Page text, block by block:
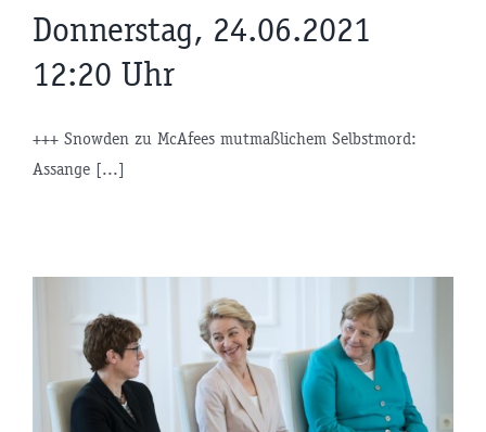
Donnerstag, 24.06.2021
12:20 Uhr
+++ Snowden zu McAfees mutmaßlichem Selbstmord:
Assange [...]